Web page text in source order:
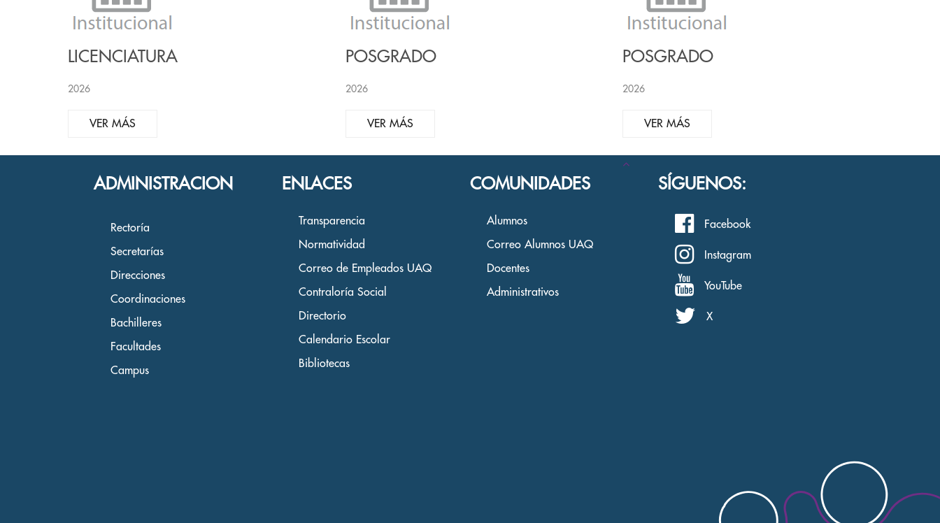
LICENCIATURA
2026
VER MÁS
POSGRADO
2026
VER MÁS
POSGRADO
2026
VER MÁS
ADMINISTRACION
Rectoría
Secretarías
Direcciones
Coordinaciones
Bachilleres
Facultades
Campus
ENLACES
Transparencia
Normatividad
Correo de Empleados UAQ
Contraloría Social
Directorio
Calendario Escolar
Bibliotecas
COMUNIDADES
Alumnos
Correo Alumnos UAQ
Docentes
Administrativos
SÍGUENOS:
Facebook
Instagram
YouTube
X